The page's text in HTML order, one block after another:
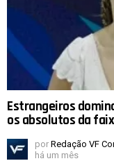
Estrangeiros
os absolutos da
por Redação VF
há um mês